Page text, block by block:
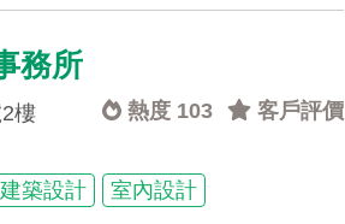
務所
熱度 103 客戶評價
樓
建築設計 室內設計